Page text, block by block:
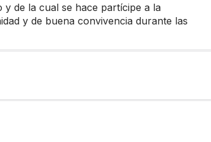
de la cual se hace partícipe a la
y de buena convivencia durante las